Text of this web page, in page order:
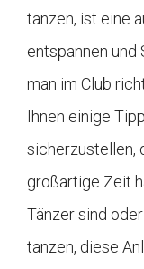
tanzen, ist eine
entspannen und
man im Club
Ihnen einige
sicherzustellen,
großartige Zeit
Tänzer sind
tanzen, diese